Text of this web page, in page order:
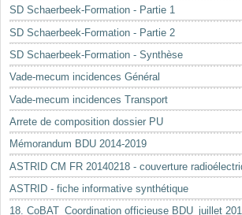
SD Schaerbeek-Formation - Partie 1
SD Schaerbeek-Formation - Partie 2
SD Schaerbeek-Formation - Synthèse
Vade-mecum incidences Général
Vade-mecum incidences Transport
Arrete de composition dossier PU
Mémorandum BDU 2014-2019
ASTRID CM FR 20140218 - couverture
ASTRID - fiche informative synthétique
18. CoBAT_Coordination officieuse BDU_juillet